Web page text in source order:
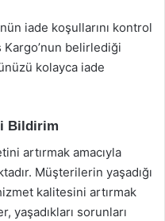
iade koşullarını kontrol
belirlediği
kolayca iade
Bildirim
artırmak amacıyla
Müşterilerin yaşadığı
kalitesini artırmak
yaşadıkları sorunları